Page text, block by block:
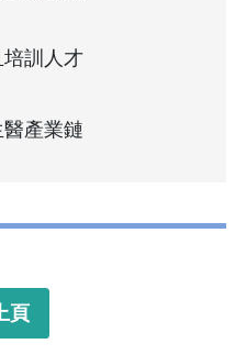
訓人才
產業鏈
頁